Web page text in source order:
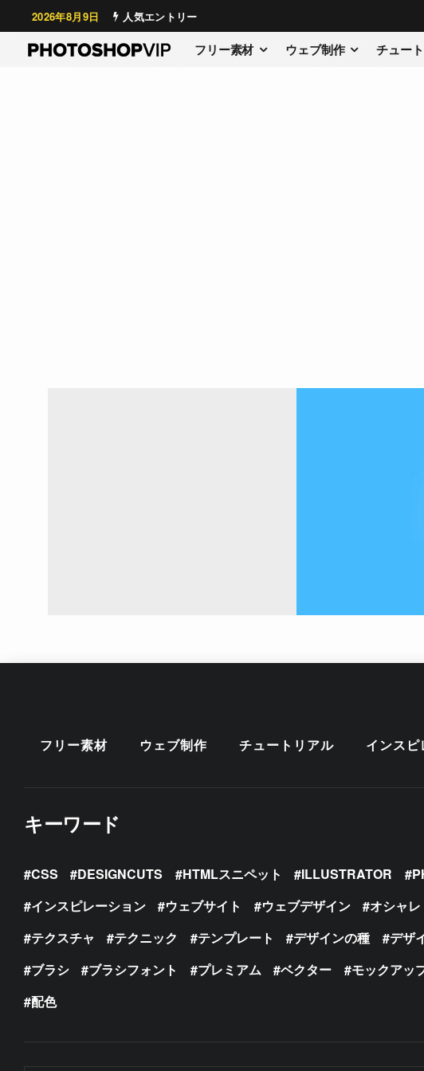
2026年8月9日 人気エントリー
フリー素材 ウェブ制作 チュー
フリー素材 ウェブ制作 チュートリアル インス
キーワード
CSS DESIGNCUTS HTMLスニペット ILLUSTRATOR
インスピレーション
ウェブサイト ウェブデザイン オシャレ
テクスチャ
テクニック テンプレート デザインの種 デザ
ブラシ
ブラシフォント プレミアム ベクター モックアッ
配色